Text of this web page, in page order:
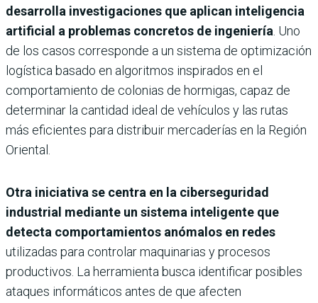
desarrolla investigaciones que aplican inteligencia
artificial a problemas concretos de ingeniería . Uno
de los casos corresponde a un sistema de optimización
logística basado en algoritmos inspirados en el
comportamiento de colonias de hormigas, capaz de
determinar la cantidad ideal de vehículos y las rutas
más eficientes para distribuir mercaderías en la Región
Oriental.
Otra iniciativa se centra en la ciberseguridad
industrial mediante un sistema inteligente que
detecta comportamientos anómalos en redes
utilizadas para controlar maquinarias y procesos
productivos. La herramienta busca identificar posibles
ataques informáticos antes de que afecten